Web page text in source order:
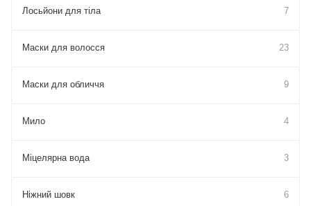
Лосьйони для тіла 7
Маски для волосся 23
Маски для обличчя 9
Мило 4
Міцелярна вода 3
Ніжний шовк 6